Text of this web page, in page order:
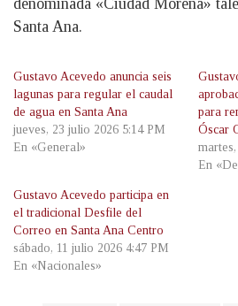
denominada «Ciudad Morena»
Santa Ana.
Gustavo Acevedo anuncia seis
lagunas para regular el caudal
de agua en Santa Ana
jueves, 23 julio 2026 5:14 PM
En «General»
para
Óscar
En
Gustavo Acevedo participa en
el tradicional Desfile del
Correo en Santa Ana Centro
sábado, 11 julio 2026 4:47 PM
En «Nacionales»